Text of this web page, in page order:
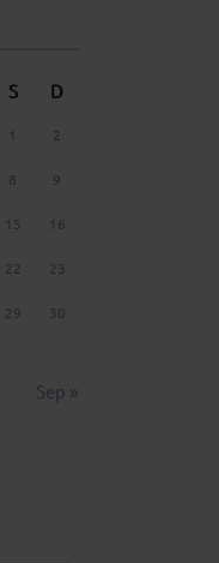
S D
1 2
8 9
15 16
22 23
29 30
Sep »